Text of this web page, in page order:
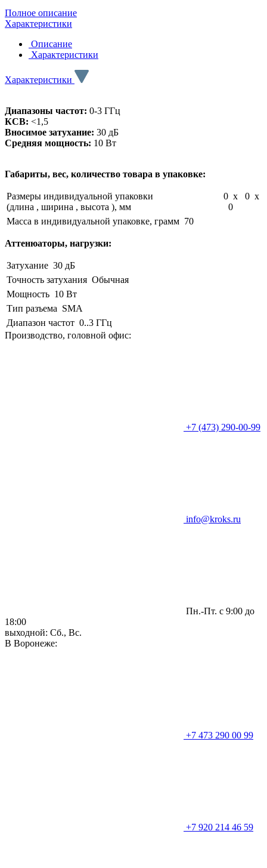
Полное описание
Характеристики
Описание
Характеристики
Характеристики
Диапазоны частот: 0-3 ГГц
КСВ: <1,5
Вносимое затухание: 30 дБ
Средняя мощность: 10 Вт
Габариты, вес, количество товара в упаковке:
Размеры индивидуальной упаковки
(длина , ширина , высота ), мм
0 x 0 x
0
Масса в индивидуальной упаковке, грамм 70
Аттенюаторы, нагрузки:
Затухание 30 дБ
Точность затухания Обычная
Мощность 10 Вт
Тип разъема SMA
Диапазон частот 0..3 ГГц
Производство, головной офис:
+7 (473) 290-00-99
info@kroks.ru
Пн.-Пт. с 9:00 до
18:00
выходной: Сб., Вс.
В Воронеже:
+7 473 290 00 99
+7 920 214 46 59